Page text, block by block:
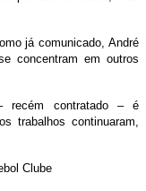
já comunicado, André
concentram em outros
recém contratado – é
trabalhos continuaram,
Clube